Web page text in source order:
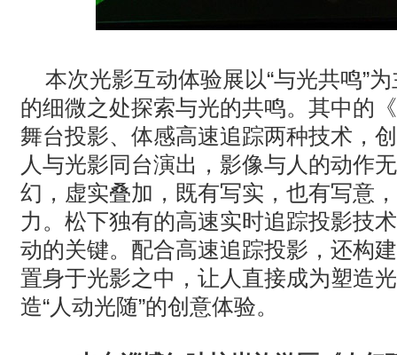
本次光影互动体验展以“与光共鸣”
的细微之处探索与光的共鸣。其中的
舞台投影、体感高速追踪两种技术，
人与光影同台演出，影像与人的动作
幻，虚实叠加，既有写实，也有写意
力。松下独有的高速实时追踪投影技
动的关键。配合高速追踪投影，还构
置身于光影之中，让人直接成为塑造
造“人动光随”的创意体验。